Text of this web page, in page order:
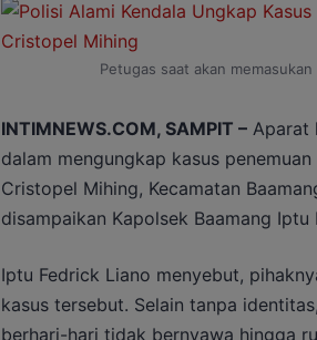
Petugas saat akan
INTIMNEWS.COM, SAMPIT –Aparat
dalam mengungkap kasus
Cristopel Mihing, Kecamatan
disampaikan Kapolsek Baamang Iptu
Iptu Fedrick Liano menyebut,
kasus tersebut. Selain tanpa
berhari-hari tidak bernyawa hingga